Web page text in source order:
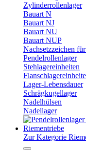
Zylinderrollenlager
Bauart N
Bauart NJ
Bauart NU
Bauart NUP
Nachsetzzeichen
Pendelrollenlager
Stehlagereinheiten
Lager-Lebensdauer
Schrägkugellager
Nadelhülsen
Nadellager
Riementriebe
Zur Kategorie